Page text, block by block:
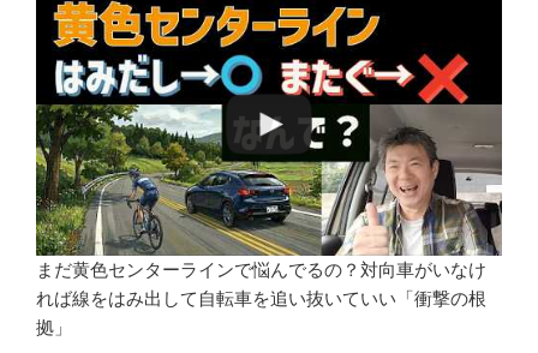
まだ黄色センターラインで悩んでるの？対向車がいなけ
れば線をはみ出して自転車を追い抜いていい「衝撃の根
拠」